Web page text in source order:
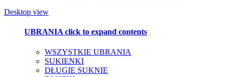
Desktop view
UBRANIAclick to expand contents
WSZYSTKIE UBRANIA
SUKIENKI
DŁUGIE SUKNIE